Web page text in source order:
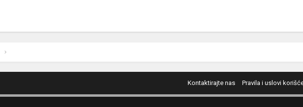
Kontaktirajte nas Pravila i uslovi